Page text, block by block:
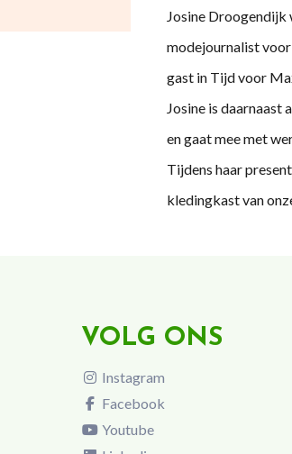
Josine Droogendijk
modejournalist
gast in Tijd voor
Josine is daarnaast
en gaat mee met
Tijdens haar
kledingkast van
VOLG ONS
Instagram
Facebook
Youtube